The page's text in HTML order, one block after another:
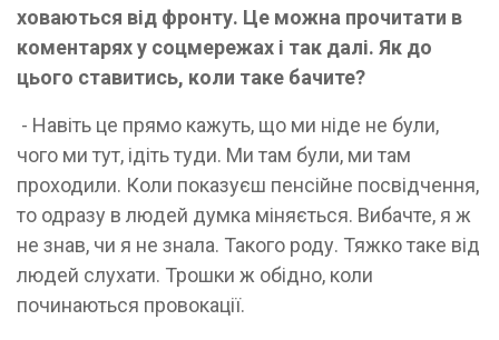
ховаються від фронту. Це можна прочитати в
коментарях у соцмережах і так далі. Як до
цього ставитись, коли таке бачите?
- Навіть це прямо кажуть, що ми ніде не були,
чого ми тут, ідіть туди. Ми там були, ми там
проходили. Коли показуєш пенсійне посвідчення,
то одразу в людей думка міняється. Вибачте, я ж
не знав, чи я не знала. Такого роду. Тяжко таке від
людей слухати. Трошки ж обідно, коли
починаються провокації.